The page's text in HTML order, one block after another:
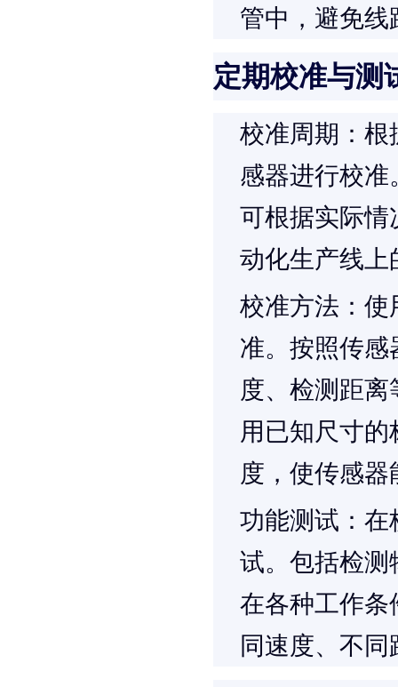
管中，避免
定期校准与测
校准周期 ：
感器进行校
可根据实际情
动化生产线上
校准方法 ：
准。按照传
度、检测距
用已知尺寸
度，使传感
功能测试 ：
试。包括检测
在各种工作条
同速度、不